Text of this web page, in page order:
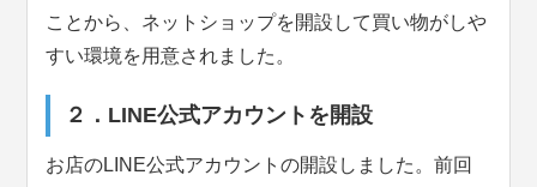
ことから、ネットショップを開設して買い物がしや
すい環境を用意されました。
２．LINE公式アカウントを開設
お店のLINE公式アカウントの開設しました。前回